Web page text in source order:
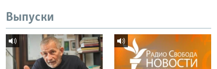
Выпуски